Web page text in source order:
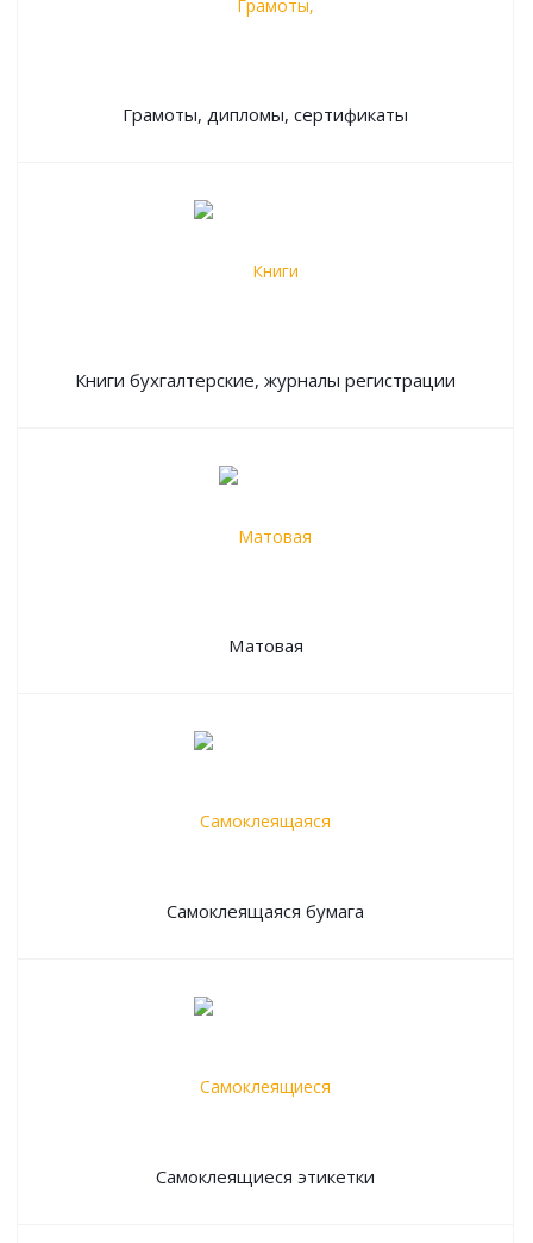
Грамоты, дипломы, сертификаты
Книги бухгалтерские, журналы регистрации
Матовая
Самоклеящаяся бумага
Самоклеящиеся этикетки